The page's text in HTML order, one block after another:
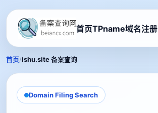
首页TPname域名注册
首页/ishu.site 备案查询
Domain Filing Search